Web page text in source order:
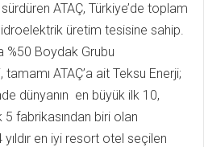
ATAÇ, Türkiye’de toplam
üretim tesisine sahip.
%50 Boydak Grubu
tamamı ATAÇ’a ait Teksu Enerji;
dünyanın en büyük ilk 10,
5 fabrikasından biri olan
yıldır en iyi resort otel seçilen